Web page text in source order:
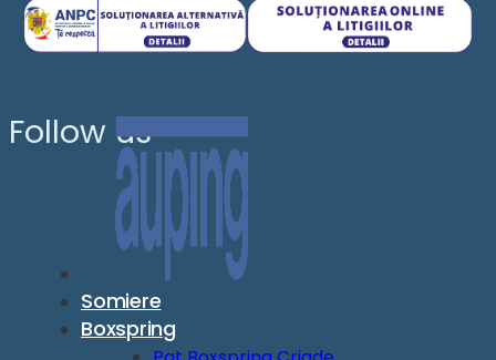
Follow us
Somiere
Boxspring